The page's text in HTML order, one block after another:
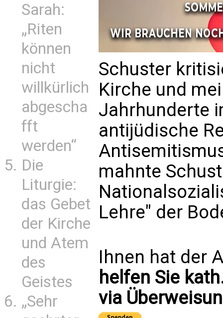
Sarah:
„Riten
können
nicht
willkürlich
abgescha
fft
werden“
Die
Liturgie:
das Gebet
der Kirche
und Atem
des
Geistes
„Sehr
Schuster
Kirche und
Jahrhunderte
antijüdische
mahnte
Lehre" der
Ihnen hat der
helfen Sie
via